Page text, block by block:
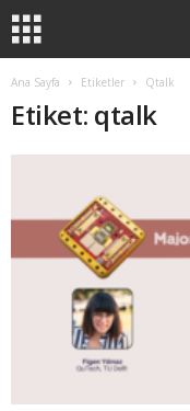
Ana Sayfa Etiketler Qtalk
Etiket: qtalk